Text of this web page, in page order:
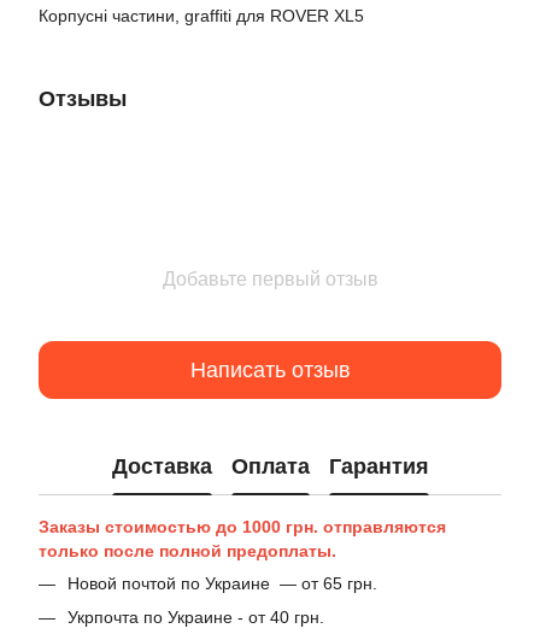
Корпусні частини, graffiti для ROVER XL5
Отзывы
Добавьте первый отзыв
Написать отзыв
Доставка Оплата Гарантия
Заказы стоимостью до 1000 грн. отправляются
только после полной предоплаты.
Новой почтой по Украине — от 65 грн.
Укрпочта по Украине - от 40 грн.